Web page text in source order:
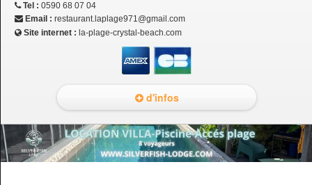
Tel : 0590 68 07 04
Email : restaurant.laplage971@gmail.com
Site internet : la-plage-crystal-beach.com
d'infos